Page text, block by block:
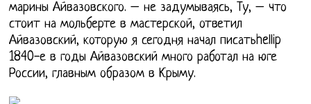
марины Айвазовского. – не задумываясь, Ту, – что
стоит на мольберте в мастерской, ответил
Айвазовский, которую я сегодня начал писатьhellip
1840-е в годы Айвазовский много работал на юге
России, главным образом в Крыму.